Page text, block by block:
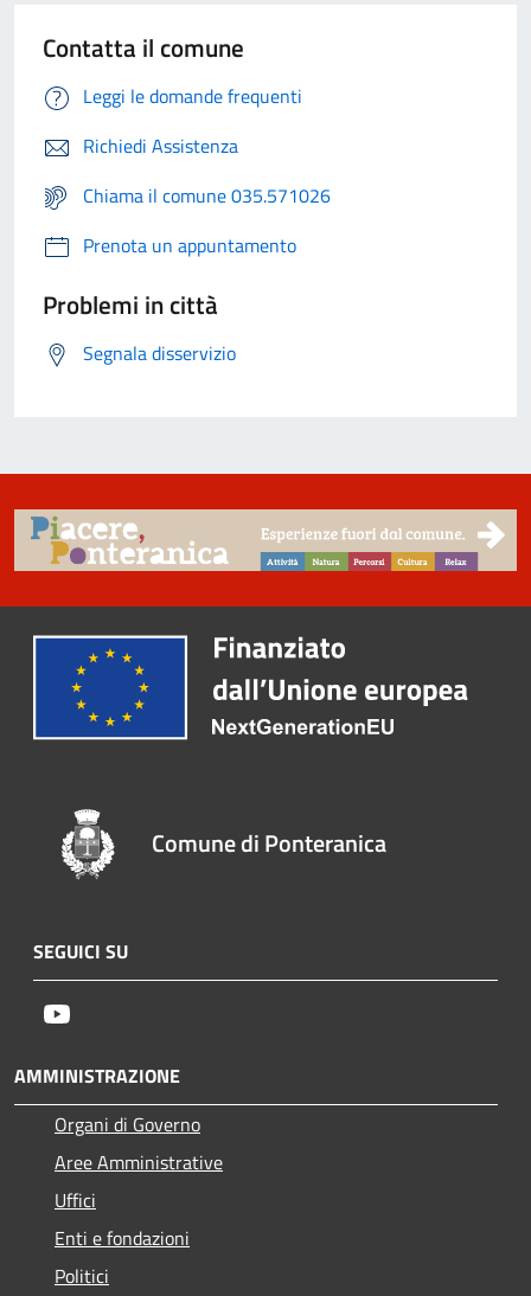
Contatta il comune
Leggi le domande frequenti
Richiedi Assistenza
Chiama il comune 035.571026
Prenota un appuntamento
Problemi in città
Segnala disservizio
Comune di Ponteranica
SEGUICI SU
AMMINISTRAZIONE
Organi di Governo
Aree Amministrative
Uffici
Enti e fondazioni
Politici